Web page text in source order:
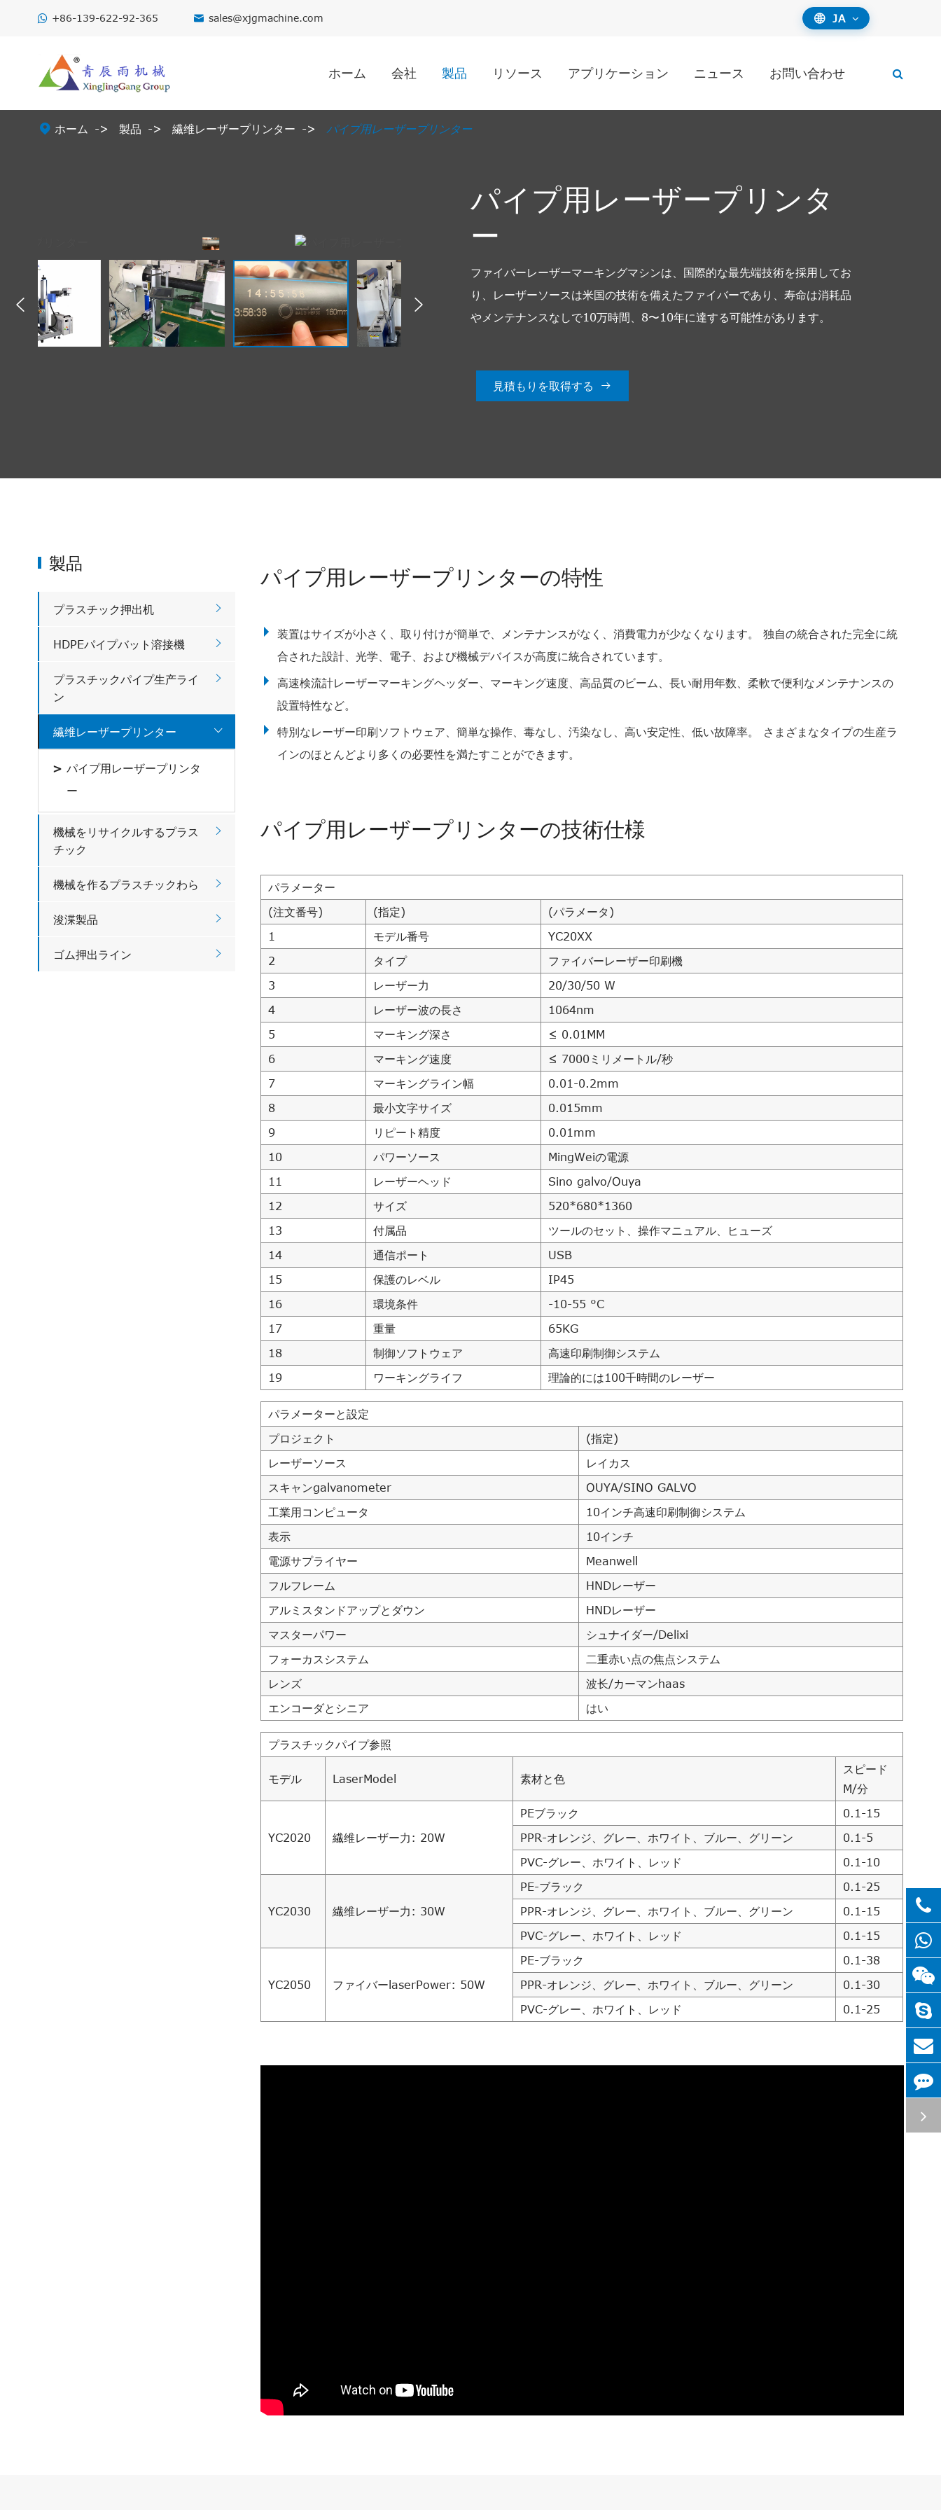
+86-139-622-92-365  sales@xjgmachine.com  JA
ホーム 会社 製品 リソース アプリケーション ニュース お問い合わせ
 ホーム 製品 繊维レーザープリンター パイプ用レーザープリンター
 
パイプ用レーザープリンタ
ー
ファイバーレーザーマーキングマシンは、国際的な最先端技術を採用してお
り、レーザーソースは米国の技術を備えたファイバーであり、寿命は消耗品
やメンテナンスなしで10万時間、8〜10年に達する可能性があります。
見積もりを取得する 
製品
プラスチック押出机 
HDPEパイプバット溶接機 
プラスチックパイプ生产ライ
ン

繊维レーザープリンター 
パイプ用レーザープリンタ
ー
機械をリサイクルするプラス
チック

機械を作るプラスチックわら 
浚渫製品 
ゴム押出ライン 
パイプ用レーザープリンターの特性
装置はサイズが小さく、取り付けが簡単で、メンテナンスがなく、消費電力が少なくなります。 独自の統合された完全に統
合された設計、光学、電子、および機械デバイスが高度に統合されています。
高速検流計レーザーマーキングヘッダー、マーキング速度、高品質のビーム、長い耐用年数、柔軟で便利なメンテナンスの
設置特性など。
特別なレーザー印刷ソフトウェア、簡単な操作、毒なし、汚染なし、高い安定性、低い故障率。 さまざまなタイプの生産ラ
インのほとんどより多くの必要性を満たすことができます。
パイプ用レーザープリンターの技術仕様
パラメーター
(注文番号)
(指定)
(パラメータ)
1
モデル番号
YC20XX
2
タイプ
ファイバーレーザー印刷機
3
レーザー力
20/30/50 W
4
レーザー波の長さ
1064nm
5
マーキング深さ
≤ 0.01MM
6
マーキング速度
≤ 7000ミリメートル/秒
7
マーキングライン幅
0.01-0.2mm
8
最小文字サイズ
0.015mm
9
リピート精度
0.01mm
10
パワーソース
MingWeiの電源
11
レーザーヘッド
Sino galvo/Ouya
12
サイズ
520*680*1360
13
付属品
ツールのセット、操作マニュアル、ヒューズ
14
通信ポート
USB
15
保護のレベル
IP45
16
環境条件
-10-55 °C
17
重量
65KG
18
制御ソフトウェア
高速印刷制御システム
19
ワーキングライフ 理論的には100千時間のレーザー
パラメーターと設定
プロジェクト
(指定)
レーザーソース
レイカス
スキャンgalvanometer
OUYA/SINO GALVO
工業用コンピュータ
10インチ高速印刷制御システム
表示
10インチ
電源サプライヤー
Meanwell
フルフレーム
HNDレーザー
アルミスタンドアップとダウン
HNDレーザー
マスターパワー
シュナイダー/Delixi
フォーカスシステム
二重赤い点の焦点システム
レンズ
波长/カーマンhaas
エンコーダとシニア
はい
プラスチックパイプ参照
モデル LaserModel 素材と色
スピード
M/分
YC2020 繊维レーザー力: 20W
PEブラック
0.1-15
PPR-オレンジ、グレー、ホワイト、ブルー、グリーン
0.1-5
PVC-グレー、ホワイト、レッド
0.1-10
YC2030 繊维レーザー力: 30W
PE-ブラック
0.1-25
PPR-オレンジ、グレー、ホワイト、ブルー、グリーン
0.1-15
PVC-グレー、ホワイト、レッド
0.1-15
YC2050 ファイバーlaserPower: 50W
PE-ブラック
0.1-38
PPR-オレンジ、グレー、ホワイト、ブルー、グリーン
0.1-30
PVC-グレー、ホワイト、レッド
0.1-25